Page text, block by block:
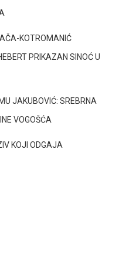
KOTROMANIĆ
PRIKAZAN SINOĆ U
JAKUBOVIĆ: SREBRNA
VOGOŠĆA
KOJI ODGAJA